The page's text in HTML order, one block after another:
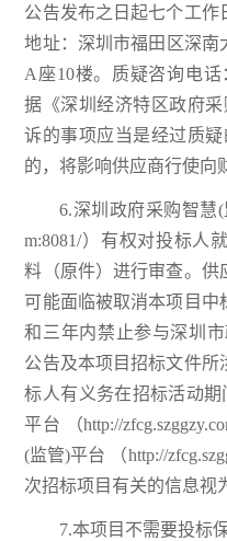
公告发布之日起七个工作
地址：深圳市福田区深南
A座10楼。质疑咨询电话
据《深圳经济特区政府
诉的事项应当是经过质
的，将影响供应商行使向
6.深圳政府采购智慧(
m:8081/）有权对投标人
料（原件）进行审查。供
可能面临被取消本项目中
和三年内禁止参与深圳
公告及本项目招标文件所
标人有义务在招标活动
平台 （http://
(监管)平台 （http://
次招标项目有关的信息视
7.本项目不需要投标